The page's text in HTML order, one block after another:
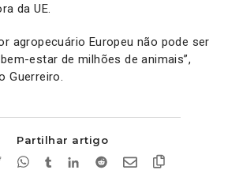
da UE.
agropecuário Europeu não pode ser
estar de milhões de animais”,
Guerreiro.
Partilhar artigo